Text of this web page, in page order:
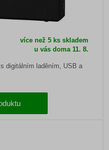
více než 5 ks skladem
u vás doma11. 8.
digitálním laděním, USB a